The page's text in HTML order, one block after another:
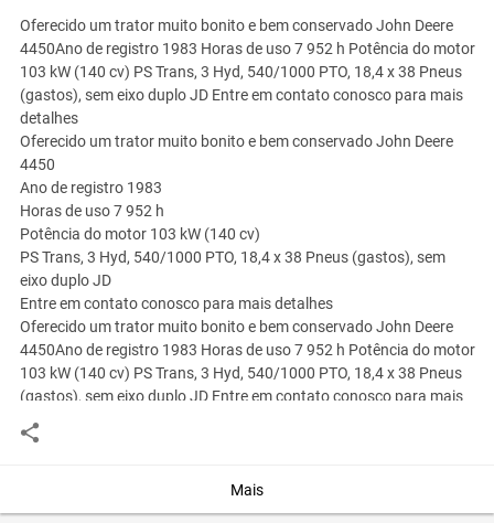
Oferecido um trator muito bonito e bem conservado John Deere
4450Ano de registro 1983 Horas de uso 7 952 h Potência do motor
103 kW (140 cv) PS Trans, 3 Hyd, 540/1000 PTO, 18,4 x 38 Pneus
(gastos), sem eixo duplo JD Entre em contato conosco para mais
detalhes
Oferecido um trator muito bonito e bem conservado John Deere
4450
Ano de registro 1983
Horas de uso 7 952 h
Potência do motor 103 kW (140 cv)
PS Trans, 3 Hyd, 540/1000 PTO, 18,4 x 38 Pneus (gastos), sem
eixo duplo JD
Entre em contato conosco para mais detalhes
Oferecido um trator muito bonito e bem conservado John Deere
4450Ano de registro 1983 Horas de uso 7 952 h Potência do motor
103 kW (140 cv) PS Trans, 3 Hyd, 540/1000 PTO, 18,4 x 38 Pneus
(gastos), sem eixo duplo JD Entre em contato conosco para mais
detalhes
Oferecido um trator muito bonito e bem conservado John Deere
Horas de uso 7 952 h
Mais